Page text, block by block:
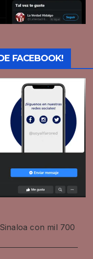
FACEBOOK!
con mil 700